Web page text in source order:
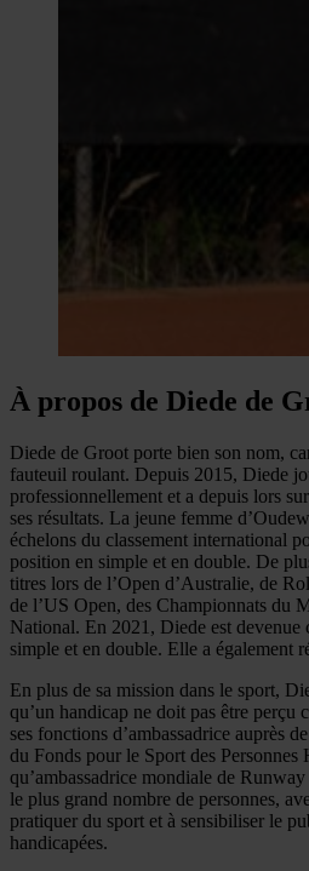
À propos de Diede de
Diede de Groot porte bien son nom,
fauteuil roulant. Depuis 2015, Diede
professionnellement et a depuis lors
ses résultats. La jeune femme
échelons du classement international
position en simple et en double. De
titres lors de l’Open d’Australie, de
de l’US Open, des Championnats du
National. En 2021, Diede est devenue
simple et en double. Elle a également
En plus de sa mission dans le sport,
qu’un handicap ne doit pas être perçu
ses fonctions d’ambassadrice auprès
du Fonds pour le Sport des Personnes
qu’ambassadrice mondiale de
le plus grand nombre de personnes,
pratiquer du sport et à sensibiliser le
handicapées.